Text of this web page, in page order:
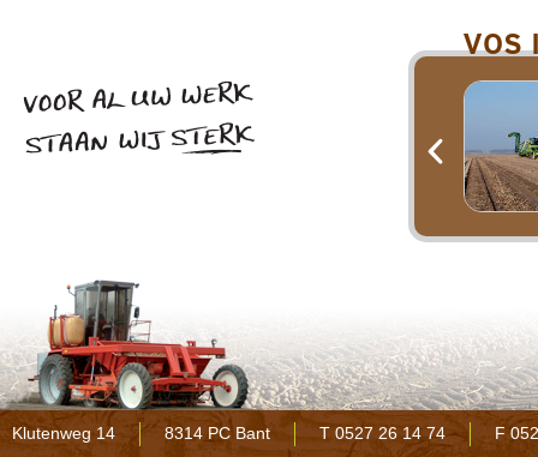
VOS
Klutenweg 14 8314 PC Bant T 0527 26 14 74 F